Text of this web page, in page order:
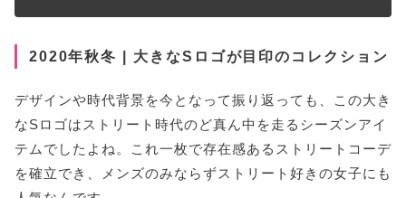
2020年秋冬 | 大きなSロゴが目印のコレクション
デザインや時代背景を今となって振り返っても、この大き
なSロゴはストリート時代のど真ん中を走るシーズンアイ
テムでしたよね。これ一枚で存在感あるストリートコーデ
を確立でき、メンズのみならずストリート好きの女子にも